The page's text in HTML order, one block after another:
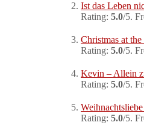
Ist das Leben
Rating: 5.0/5.
Christmas at
Rating: 5.0/5.
Kevin – Allein
Rating: 5.0/5.
Rating: 5.0/5.